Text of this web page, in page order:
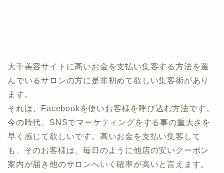
大手美容サイトに高いお金を支払い集客する方法を選
んでいるサロンの方に是非初めて欲しい集客術があり
ます。
それは、Facebookを使いお客様を呼び込む方法です。
今の時代、SNSでマーケティングをする事の重大さを
早く感じて欲しいです。高いお金を支払い集客して
も、そのお客様は、毎日のように他店の安いクーポン
案内が届き他のサロンへいく確率が高いと言えます。